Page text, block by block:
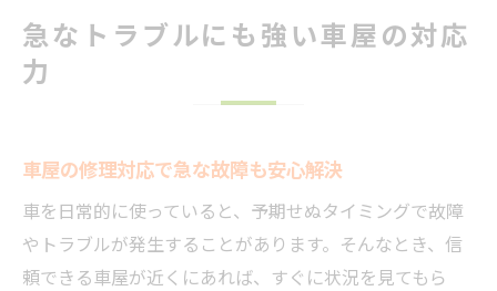
急なトラブルにも強い車屋の対応
力
車屋の修理対応で急な故障も安心解決
車を日常的に使っていると、予期せぬタイミングで故障
やトラブルが発生することがあります。そんなとき、信
頼できる車屋が近くにあれば、すぐに状況を見てもら